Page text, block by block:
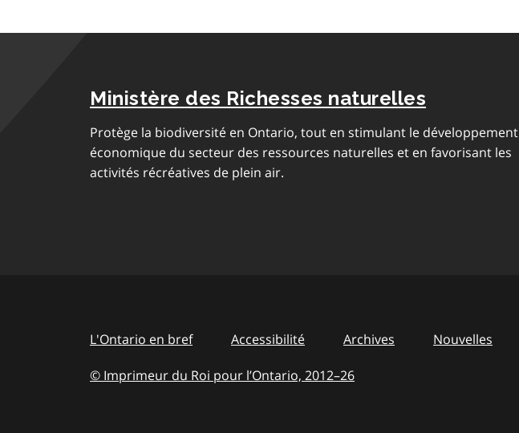
Ministère des Richesses naturelles
Protège la biodiversité en Ontario, tout en stimulant le développement
économique du secteur des ressources naturelles et en favorisant les
activités récréatives de plein air.
L'Ontario en bref Accessibilité Archives Nouvelles
© Imprimeur du Roi pour l’Ontario, 2012–to
26